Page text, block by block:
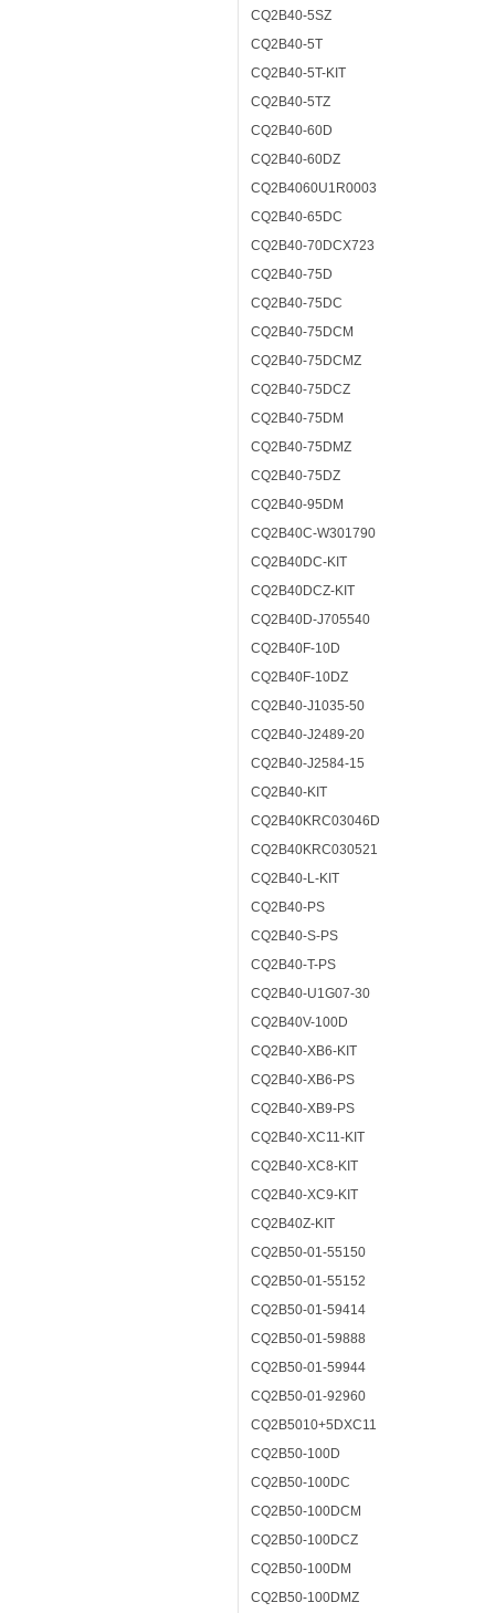
CQ2B40-5SZ
CQ2B40-5T
CQ2B40-5T-KIT
CQ2B40-5TZ
CQ2B40-60D
CQ2B40-60DZ
CQ2B4060U1R0003
CQ2B40-65DC
CQ2B40-70DCX723
CQ2B40-75D
CQ2B40-75DC
CQ2B40-75DCM
CQ2B40-75DCMZ
CQ2B40-75DCZ
CQ2B40-75DM
CQ2B40-75DMZ
CQ2B40-75DZ
CQ2B40-95DM
CQ2B40C-W301790
CQ2B40DC-KIT
CQ2B40DCZ-KIT
CQ2B40D-J705540
CQ2B40F-10D
CQ2B40F-10DZ
CQ2B40-J1035-50
CQ2B40-J2489-20
CQ2B40-J2584-15
CQ2B40-KIT
CQ2B40KRC03046D
CQ2B40KRC030521
CQ2B40-L-KIT
CQ2B40-PS
CQ2B40-S-PS
CQ2B40-T-PS
CQ2B40-U1G07-30
CQ2B40V-100D
CQ2B40-XB6-KIT
CQ2B40-XB6-PS
CQ2B40-XB9-PS
CQ2B40-XC11-KIT
CQ2B40-XC8-KIT
CQ2B40-XC9-KIT
CQ2B40Z-KIT
CQ2B50-01-55150
CQ2B50-01-55152
CQ2B50-01-59414
CQ2B50-01-59888
CQ2B50-01-59944
CQ2B50-01-92960
CQ2B5010+5DXC11
CQ2B50-100D
CQ2B50-100DC
CQ2B50-100DCM
CQ2B50-100DCZ
CQ2B50-100DM
CQ2B50-100DMZ